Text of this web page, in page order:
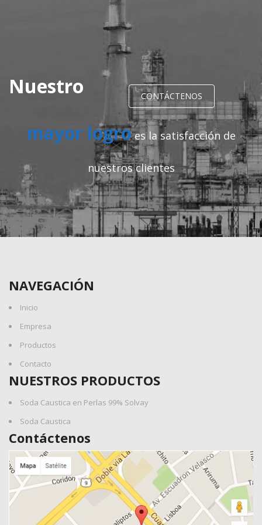
Nuestro
mayor logroes la satisfacción de
nuestros clientes
CONTÁCTENOS
NAVEGACIÓN
Inicio
Empresa
Productos
Contacto
NUESTROS PRODUCTOS
Soda Caustica en Perlas 99% Solvay
Soda Caustica
Contáctenos